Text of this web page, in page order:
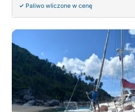
Paliwo wliczone w cenę